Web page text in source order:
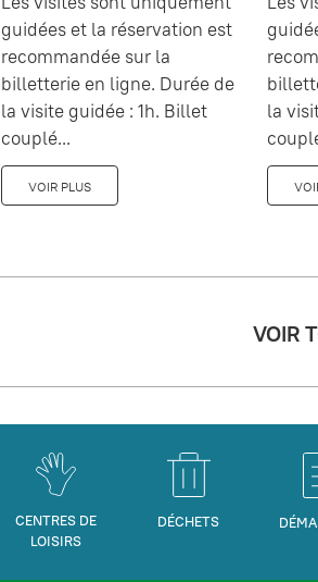
guidées et la réservation est
recommandée sur la
billetterie en ligne. Durée de
la visite guidée : 1h. Billet
couplé...
VOIR PLUS
la
VOIR
CENTRES DE
LOISIRS
DÉCHETS